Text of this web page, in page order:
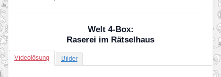
Welt 4-Box:
Raserei im Rätselhaus
Videolösung Bilder